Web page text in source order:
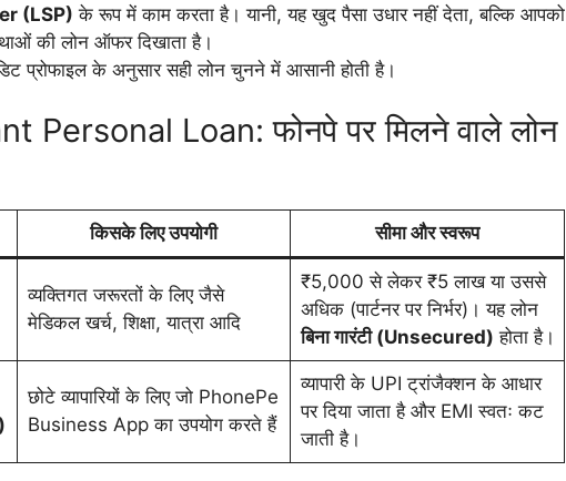
(LSP) के रूप में काम करता है। यानी, यह खुद पैसा उधार नहीं देता, बल्कि आपको
की लोन ऑफर दिखाता है।
प्रोफाइल के अनुसार सही लोन चुनने में आसानी होती है।
Personal Loan: फोनपे पर मिलने वाले लोन
किसके लिए उपयोगी सीमा और स्वरूप
व्यक्तिगत जरूरतों के लिए जैसे
मेडिकल खर्च, शिक्षा, यात्रा आदि
₹5,000 से लेकर ₹5 लाख या उससे
अधिक (पार्टनर पर निर्भर)। यह लोन
बिना गारंटी (Unsecured) होता है।
छोटे व्यापारियों के लिए जो PhonePe
Business App का उपयोग करते हैं
व्यापारी के UPI ट्रांजैक्शन के आधार
पर दिया जाता है और EMI स्वतः कट
जाती है।